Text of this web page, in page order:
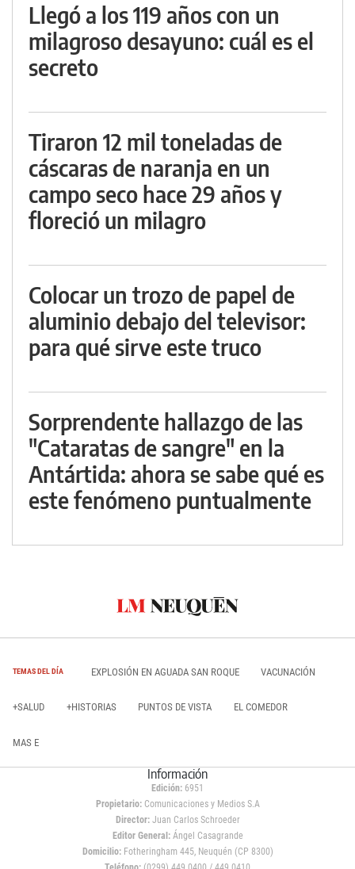
Llegó a los 119 años con un
milagroso desayuno: cuál es el
secreto
Tiraron 12 mil toneladas de
cáscaras de naranja en un
campo seco hace 29 años y
floreció un milagro
Colocar un trozo de papel de
aluminio debajo del televisor:
para qué sirve este truco
Sorprendente hallazgo de las
"Cataratas de sangre" en la
Antártida: ahora se sabe qué es
este fenómeno puntualmente
TEMAS DEL DÍA EXPLOSIÓN EN AGUADA SAN ROQUE VACUNACIÓN
+SALUD +HISTORIAS PUNTOS DE VISTA EL COMEDOR
MAS E
Información
Edición: 6951
Propietario:Comunicaciones y Medios S.A
Director: Juan Carlos Schroeder
Editor General:Ángel Casagrande
Domicilio:Fotheringham 445, Neuquén (CP 8300)